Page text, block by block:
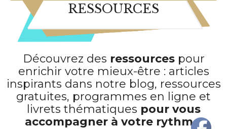
RESSOURCES
Découvrez des ressourcespour
enrichir votre mieux-être : articles
inspirants dans notre blog, ressources
gratuites, programmes en ligne et
livrets thématiques pour vous
accompagner à votre rythme.